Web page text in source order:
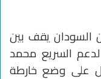
السودان يقف بين
السريع محمد
على وضع خارطة